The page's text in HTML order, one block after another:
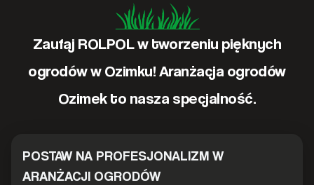
Zaufaj ROLPOL w tworzeniu pięknych
ogrodów w Ozimku! Aranżacja ogrodów
Ozimek to nasza specjalność.
POSTAW NA PROFESJONALIZM W
ARANŻACJI OGRODÓW